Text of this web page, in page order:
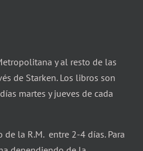
y al resto de las
de Starken. Los libros son
martes y jueves de cada
la R.M. entre 2-4 días. Para